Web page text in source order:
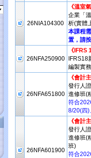
26NIA104300
《溫室
企業「
析(實體
本課程
置，請
26NFA250900
《IFRS
編製實
26NFA651800
《會計
發行人
進修班(
符合
8/20(四)
26NFA601900
《會計
發行人
進修班(
班)
符合